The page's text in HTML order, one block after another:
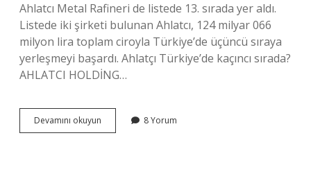
Ahlatcı Metal Rafineri de listede 13. sırada yer aldı.
Listede iki şirketi bulunan Ahlatcı, 124 milyar 066
milyon lira toplam ciroyla Türkiye’de üçüncü sıraya
yerleşmeyi başardı. Ahlatçı Türkiye’de kaçıncı sırada?
AHLATCI HOLDİNG…
Devamını okuyun
Holding
8 Yorum